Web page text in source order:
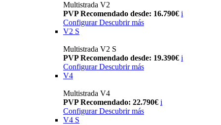
Multistrada V2
PVP Recomendado desde: 16.790€ i
Configurar Descubrir más
V2 S
Multistrada V2 S
PVP Recomendado desde: 19.390€ i
Configurar Descubrir más
V4
Multistrada V4
PVP Recomendado: 22.790€ i
Configurar Descubrir más
V4 S